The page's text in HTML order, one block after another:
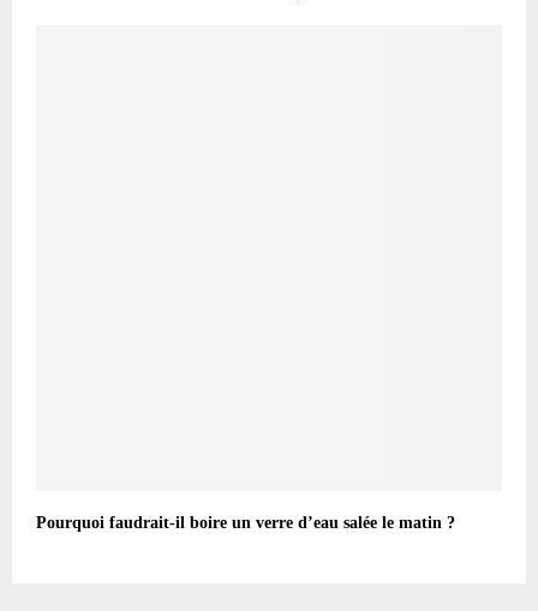
Pourquoi faudrait-il boire un verre d’eau salée le matin ?